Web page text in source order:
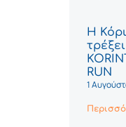
Η
RUN
1